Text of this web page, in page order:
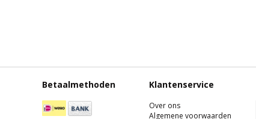
Betaalmethoden Klantenservice
Over ons
Algemene voorwaarden